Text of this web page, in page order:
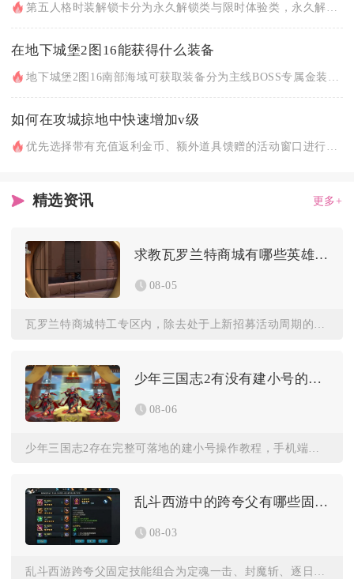
第五人格时装解锁卡分为永久解锁类与限时体验类，永久解锁卡直接...
在地下城堡2图16能获得什么装备
地下城堡2图16南部海域可获取装备分为主线BOSS专属金装、...
如何在攻城掠地中快速增加v级
优先选择带有充值返利金币、额外道具馈赠的活动窗口进行投入，利...
精选资讯 更多+
求教瓦罗兰特商城有哪些英雄可以购买
08-05
瓦罗兰特商城特工专区内，除去处于上新招募活动周期的全新英雄，...
少年三国志2有没有建小号的教程
08-06
乱斗西游中的跨夸父有哪些固定技能
08-03
乱斗西游跨夸父固定技能组合为定魂一击、封魔斩、逐日神力、被动...